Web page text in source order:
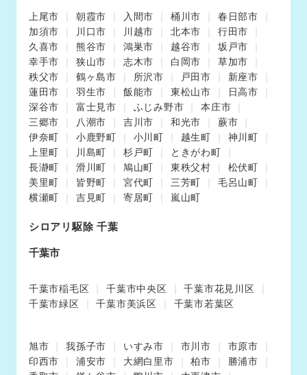
上尾市 朝霞市 入間市 桶川市
春日部市
加須市
川口市 川越市 北本市
行田市
久喜市
熊谷市 鴻巣市 越谷市
坂戸市
幸手市
狭山市 志木市 白岡市
草加市
秩父市
鶴ヶ島市 所沢市 戸田市
新座市
蓮田市
羽生市 飯能市 東松山市
日高市
深谷市
富士見市 ふじみ野市
本庄市
三郷市
八潮市 吉川市 和光市
蕨市
伊奈町
小鹿野町 小川町 越生町
神川町
上里町
川島町 杉戸町
ときがわ町
長瀞町
滑川町 鳩山町 東秩父村
松伏町
美里町
皆野町 宮代町 三芳町
毛呂山町
横瀬町
吉見町 寄居町 嵐山町
シロアリ駆除 千葉
千葉市
千葉市稲毛区 千葉市中央区
千葉市花見川区
千葉市緑区
千葉市美浜区 千葉市若葉区
旭市 我孫子市 いすみ市 市川市
市原市
印西市
浦安市 大網白里市 柏市
勝浦市